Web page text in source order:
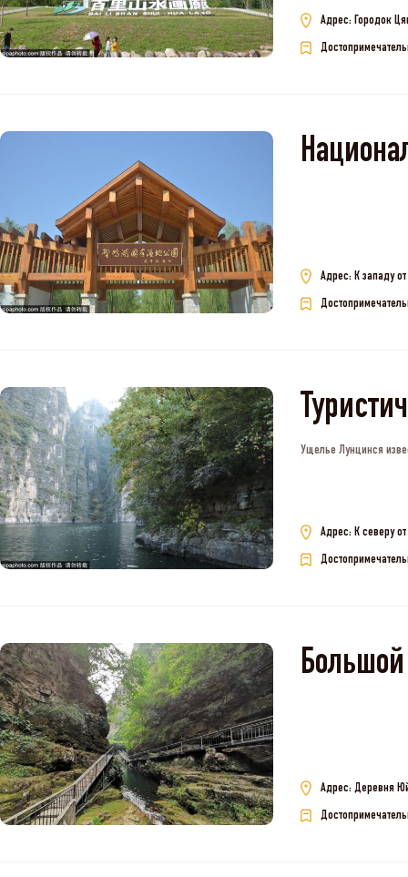
Адрес: Городок
Адрес: К западу
Ущелье Лунцинся
Адрес: К северу
Адрес: Деревня